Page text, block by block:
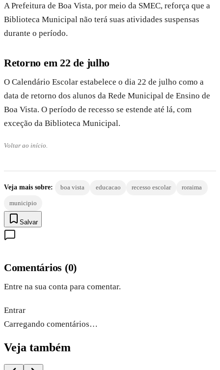
A Prefeitura de Boa Vista, por meio da SMEC, reforça que a
Biblioteca Municipal não terá suas atividades suspensas
durante o período.
Retorno em 22 de julho
O Calendário Escolar estabelece o dia 22 de julho como a
data de retorno dos alunos da Rede Municipal de Ensino de
Boa Vista. O período de recesso se estende até lá, com
exceção da Biblioteca Municipal.
Voltar ao início.
Veja mais sobre: boa vista educacao recesso escolar roraima
municipio
Salvar
Comentários (0)
Entre na sua conta para comentar.
Entrar
Carregando comentários…
Veja também